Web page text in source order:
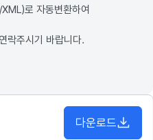
로 자동변환하여
락주시기 바랍니다.
다운로드